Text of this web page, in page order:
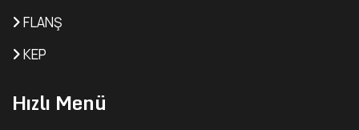
FLANŞ
KEP
Hızlı Menü